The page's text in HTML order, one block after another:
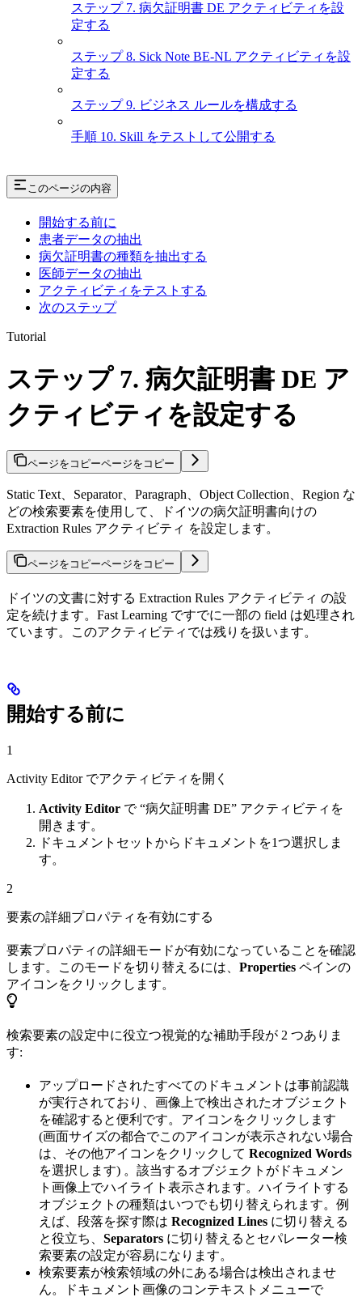
ステップ 7. 病欠証明書 DE アクティビティを設
定する
ステップ 8. Sick Note BE-NL アクティビティを設
定する
ステップ 9. ビジネス ルールを構成する
手順 10. Skill をテストして公開する
このページの内容
開始する前に
患者データの抽出
病欠証明書の種類を抽出する
医師データの抽出
アクティビティをテストする
次のステップ
Tutorial
ステップ 7. 病欠証明書 DE ア
クティビティを設定する
ページをコピーページをコピー
Static Text、Separator、Paragraph、Object Collection、Region な
どの検索要素を使用して、ドイツの病欠証明書向けの
Extraction Rules アクティビティ を設定します。
ページをコピーページをコピー
ドイツの文書に対する Extraction Rules アクティビティ の設
定を続けます。Fast Learning ですでに一部の field は処理され
ています。このアクティビティでは残りを扱います。
開始する前に
1
Activity Editor でアクティビティを開く
Activity Editor で “病欠証明書 DE” アクティビティを
開きます。
ドキュメントセットからドキュメントを1つ選択しま
す。
2
要素の詳細プロパティを有効にする
要素プロパティの詳細モードが有効になっていることを確認
します。このモードを切り替えるには、 Properties ペインの
アイコンをクリックします。
検索要素の設定中に役立つ視覚的な補助手段が 2 つありま
す:
アップロードされたすべてのドキュメントは事前認識
が実行されており、画像上で検出されたオブジェクト
を確認すると便利です。アイコンをクリックします
(画面サイズの都合でこのアイコンが表示されない場合
は、その他アイコンをクリックして Recognized Words
を選択します) 。該当するオブジェクトがドキュメン
ト画像上でハイライト表示されます。ハイライトする
オブジェクトの種類はいつでも切り替えられます。例
えば、段落を探す際は Recognized Lines に切り替える
と役立ち、 Separators に切り替えるとセパレーター検
索要素の設定が容易になります。
検索要素が検索領域の外にある場合は検出されませ
ん。ドキュメント画像のコンテキストメニューで